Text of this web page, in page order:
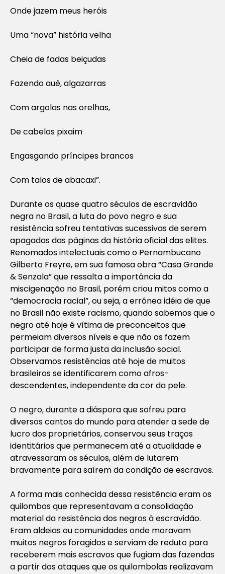
Onde jazem meus heróis
Uma “nova” história velha
Cheia de fadas beiçudas
Fazendo auê, algazarras
Com argolas nas orelhas,
De cabelos pixaim
Engasgando príncipes brancos
Com talos de abacaxi”.
Durante os quase quatro séculos de escravidão
negra no Brasil, a luta do povo negro e sua
resistência sofreu tentativas sucessivas de serem
apagadas das páginas da história oficial das elites.
Renomados intelectuais como o Pernambucano
Gilberto Freyre, em sua famosa obra “Casa Grande
& Senzala” que ressalta a importância da
miscigenação no Brasil, porém criou mitos como a
“democracia racial”, ou seja, a errônea idéia de que
no Brasil não existe racismo, quando sabemos que o
negro até hoje é vítima de preconceitos que
permeiam diversos níveis e que não os fazem
participar de forma justa da inclusão social.
Observamos resistências até hoje de muitos
brasileiros se identificarem como afros-
descendentes, independente da cor da pele.
O negro, durante a diáspora que sofreu para
diversos cantos do mundo para atender a sede de
lucro dos proprietários, conservou seus traços
identitários que permanecem até a atualidade e
atravessaram os séculos, além de lutarem
bravamente para saírem da condição de escravos.
A forma mais conhecida dessa resistência eram os
quilombos que representavam a consolidação
material da resistência dos negros à escravidão.
Eram aldeias ou comunidades onde moravam
muitos negros foragidos e serviam de reduto para
receberem mais escravos que fugiam das fazendas
a partir dos ataques que os quilombolas realizavam